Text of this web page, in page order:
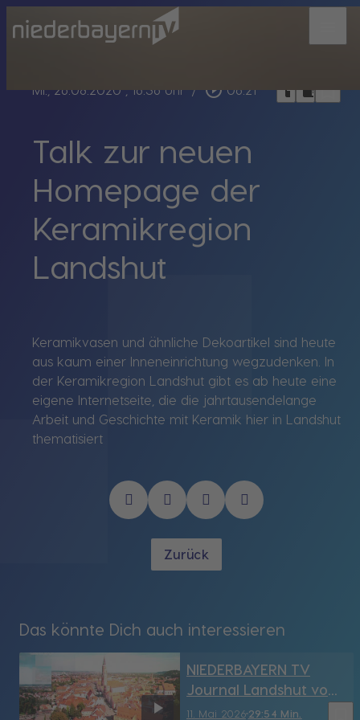
Mi., 26.08.2020, 16:36 Uhr / play_circle_outline 06:21 headphoneschrome_reader_modebookmark_border
Talk zur neuen
Homepage der
Keramikregion
Landshut
Keramikvasen und ähnliche Dekoartikel sind heute
aus kaum einer Inneneinrichtung wegzudenken. In
der Keramikregion Landshut gibt es ab heute eine
eigene Internetseite, die die jahrtausendelange
Arbeit und Geschichte mit Keramik hier in Landshut
thematisiert
Zurück
Das könnte Dich auch interessieren
11. Mai 202629:54 Min.
NIEDERBAYERN TV
Journal Landshut vom
11.05.2026